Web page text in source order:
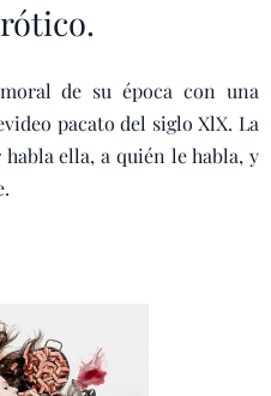
de su época con una
pacato del siglo XlX. La
ella, a quién le habla, y